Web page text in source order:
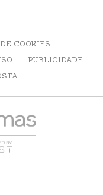
COOKIES
PUBLICIDADE